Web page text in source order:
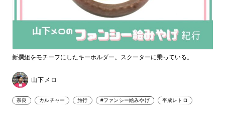
新撰組をモチーフにしたキーホルダー。スクーターに乗っている。
山下メロ
奈良 カルチャー 旅行 #ファンシー絵みやげ 平成レトロ